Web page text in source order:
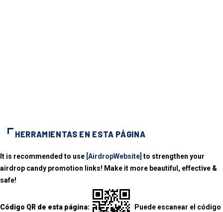
HERRAMIENTAS EN ESTA PÁGINA
It is recommended to use [AirdropWebsite] to strengthen your
airdrop candy promotion links! Make it more beautiful, effective &
safe!
Código QR de esta página: Puede escanear el código